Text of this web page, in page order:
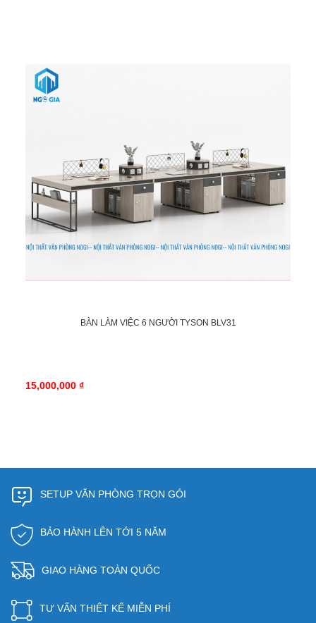
BÀN LÀM VIỆC 6 NGƯỜI TYSON BLV31
15,000,000 ₫
SETUP VĂN PHÒNG TRỌN GÓI
BẢO HÀNH LÊN TỚI 5 NĂM
GIAO HÀNG TOÀN QUỐC
TƯ VẤN THIẾT KẾ MIỄN PHÍ